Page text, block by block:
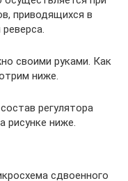
приводящихся в
своими руками. Как
ниже.
регулятора
рисунке ниже.
сдвоенного